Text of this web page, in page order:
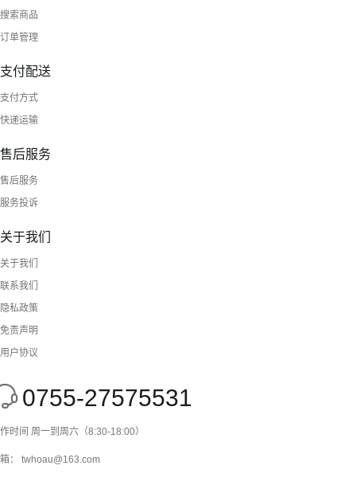
搜索商品
订单管理
支付配送
支付方式
快递运输
售后服务
售后服务
服务投诉
关于我们
关于我们
联系我们
隐私政策
免责声明
用户协议
0755-27575531
时间 周一到周六（8:30-18:00）
： twhoau@163.com